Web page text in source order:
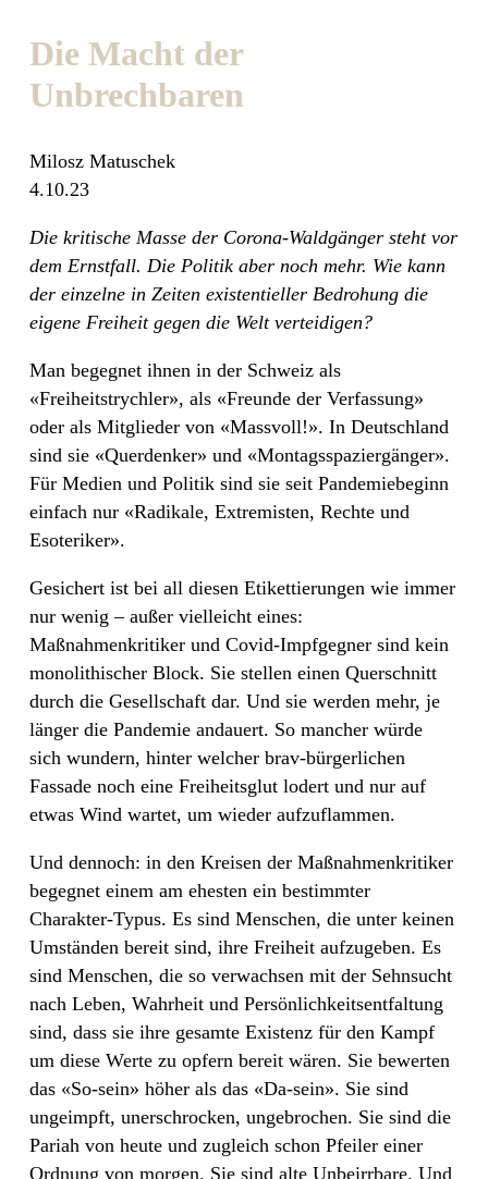
Die Macht der
Unbrechbaren
Milosz Matuschek
4.10.23
Die kritische Masse der Corona-Waldgänger steht vor
dem Ernstfall. Die Politik aber noch mehr. Wie kann
der einzelne in Zeiten existentieller Bedrohung die
eigene Freiheit gegen die Welt verteidigen?
Man begegnet ihnen in der Schweiz als
«Freiheitstrychler», als «Freunde der Verfassung»
oder als Mitglieder von «Massvoll!». In Deutschland
sind sie «Querdenker» und «Montagsspaziergänger».
Für Medien und Politik sind sie seit Pandemiebeginn
einfach nur «Radikale, Extremisten, Rechte und
Esoteriker».
Gesichert ist bei all diesen Etikettierungen wie immer
nur wenig – außer vielleicht eines:
Maßnahmenkritiker und Covid-Impfgegner sind kein
monolithischer Block. Sie stellen einen Querschnitt
durch die Gesellschaft dar. Und sie werden mehr, je
länger die Pandemie andauert. So mancher würde
sich wundern, hinter welcher brav-bürgerlichen
Fassade noch eine Freiheitsglut lodert und nur auf
etwas Wind wartet, um wieder aufzuflammen.
Und dennoch: in den Kreisen der Maßnahmenkritiker
begegnet einem am ehesten ein bestimmter
Charakter-Typus. Es sind Menschen, die unter keinen
Umständen bereit sind, ihre Freiheit aufzugeben. Es
sind Menschen, die so verwachsen mit der Sehnsucht
nach Leben, Wahrheit und Persönlichkeitsentfaltung
sind, dass sie ihre gesamte Existenz für den Kampf
um diese Werte zu opfern bereit wären. Sie bewerten
das «So-sein» höher als das «Da-sein». Sie sind
ungeimpft, unerschrocken, ungebrochen. Sie sind die
Pariah von heute und zugleich schon Pfeiler einer
Ordnung von morgen. Sie sind alte Unbeirrbare. Und